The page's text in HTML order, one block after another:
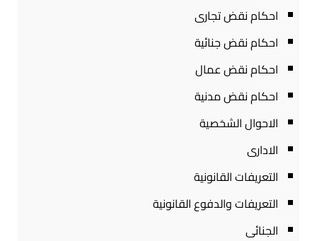
احكام نقض تجارى
احكام نقض جنائية
احكام نقض عمال
احكام نقض مدنية
الاحوال الشخصية
الادارى
التعريفات القانونية
التعريفات والدفوع القانونية
الجنائى